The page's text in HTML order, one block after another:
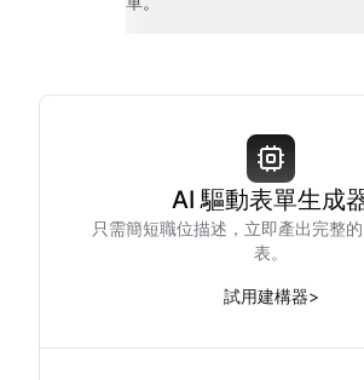
AI 驅動表單生成
只需簡短職位描述，立即產出完整
表。
試用建構器>